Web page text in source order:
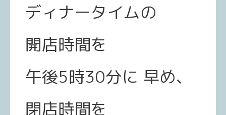
ディナータイムの
開店時間を
午後5時30分に 早め、
閉店時間を